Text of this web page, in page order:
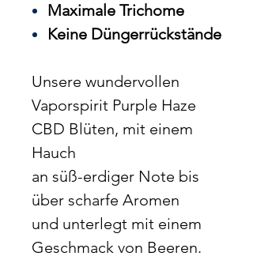
Maximale Trichome
Keine Düngerrückstände
Unsere wundervollen
Vaporspirit Purple Haze
CBD Blüten, mit einem
Hauch
an süß-erdiger Note bis
über scharfe Aromen
und unterlegt mit einem
Geschmack von Beeren.